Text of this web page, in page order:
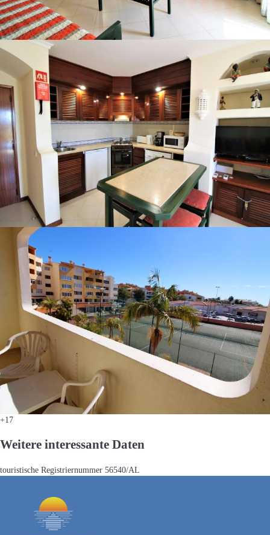
+17
Weitere interessante Daten
touristische Registriernummer 56540/AL